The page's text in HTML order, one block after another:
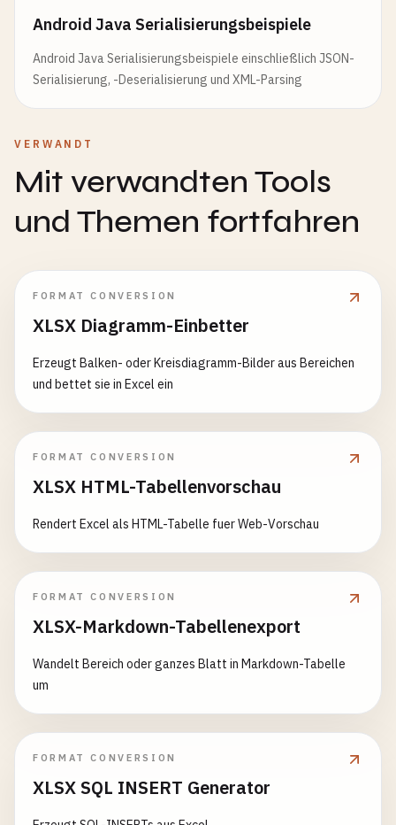
Android Java Serialisierungsbeispiele
Android Java Serialisierungsbeispiele einschließlich JSON-
Serialisierung, -Deserialisierung und XML-Parsing
VERWANDT
Mit verwandten Tools
und Themen fortfahren
FORMAT CONVERSION
XLSX Diagramm-Einbetter
Erzeugt Balken- oder Kreisdiagramm-Bilder aus Bereichen
und bettet sie in Excel ein
FORMAT CONVERSION
XLSX HTML-Tabellenvorschau
Rendert Excel als HTML-Tabelle fuer Web-Vorschau
FORMAT CONVERSION
XLSX-Markdown-Tabellenexport
Wandelt Bereich oder ganzes Blatt in Markdown-Tabelle
um
FORMAT CONVERSION
XLSX SQL INSERT Generator